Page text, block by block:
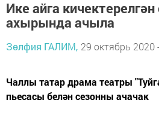
Ике айга
ахырында ачыла
Зөлфия ГАЛИМ, 29 октябрь 2020
Чаллы татар драма театры
пьесасы белән сезонны ачачак